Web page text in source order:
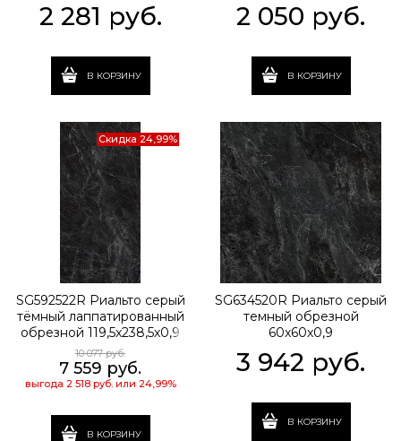
2 281 руб.
В КОРЗИНУ
2 050 руб.
В КОРЗИНУ
Скидка 24,99%
SG592522R Риальто серый
тёмный лаппатированный
обрезной 119,5x238,5x0,9
10 077 руб.
7 559 руб.
выгода 2 518 руб.или 24,99%
В КОРЗИНУ
SG634520R Риальто серый
темный обрезной
60x60x0,9
3 942 руб.
В КОРЗИНУ